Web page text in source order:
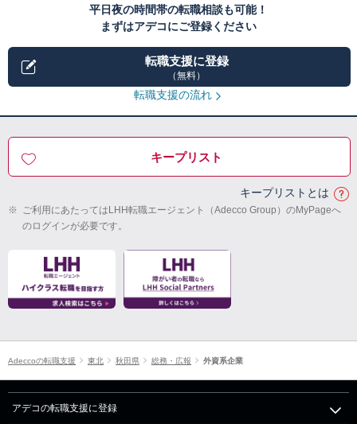
平日夜の時間帯の転職相談も可能！
まずはアデコにご登録ください
転職支援に登録
（無料）
転職支援の流れ
キープリスト
キープリストとは
※ ご利用にあたってはLHH転職エージェント（Adecco Group）のMyPageへ
のログインが必要です。
Adeccoの転職支援 東北 秋田県 総務・広報 外資系企業
アデコの転職支援に登録